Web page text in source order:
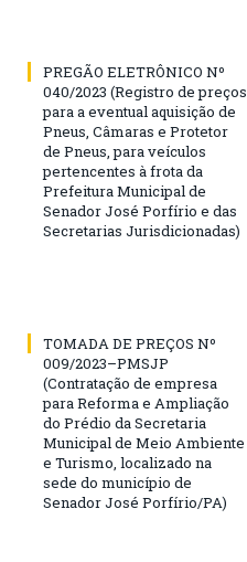
PREGÃO ELETRÔNICO Nº
040/2023 (Registro de preços
para a eventual aquisição de
Pneus, Câmaras e Protetor
de Pneus, para veículos
pertencentes à frota da
Prefeitura Municipal de
Senador José Porfírio e das
Secretarias Jurisdicionadas)
TOMADA DE PREÇOS Nº
009/2023–PMSJP
(Contratação de empresa
para Reforma e Ampliação
do Prédio da Secretaria
Municipal de Meio Ambiente
e Turismo, localizado na
sede do município de
Senador José Porfírio/PA)